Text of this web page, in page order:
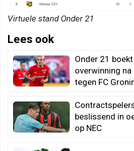
Virtuele stand Onder 21
Lees ook
Onder 21
overwinning
tegen FC
beslissend in
op NEC